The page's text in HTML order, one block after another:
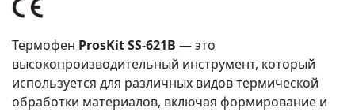
Термофен ProsKit SS-621B — это
высокопроизводительный инструмент, который
используется для различных видов термической
обработки материалов, включая формирование и